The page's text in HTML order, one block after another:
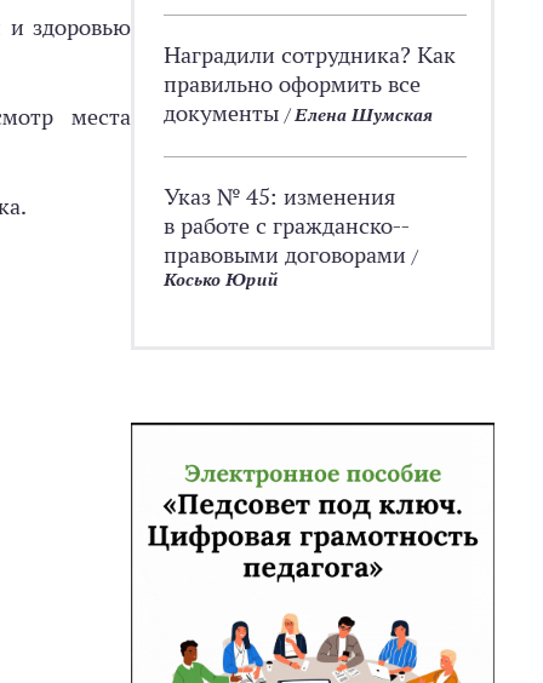
и здоровью
места
Наградили сотрудника? Как
правильно оформить все
документы /Елена Шумская
Указ № 45: изменения
в работе с гражданско-­
правовыми договорами /
Косько Юрий